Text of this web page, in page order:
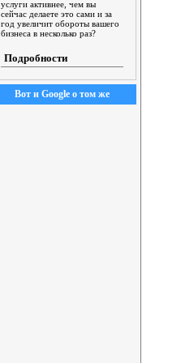
услуги активнее, чем вы
сейчас делаете это сами и за
год увеличит обороты вашего
бизнеса в несколько раз?
Подробности
Вот и Google о том же